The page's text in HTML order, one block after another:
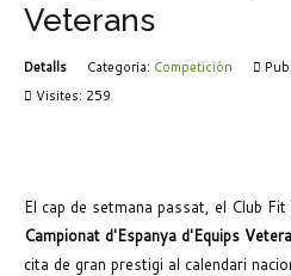
Veterans
Detalls Categoria: Competición
Visites: 259
El cap de setmana passat, el Club
Campionat d'Espanya d'Equips
cita de gran prestigi al calendari